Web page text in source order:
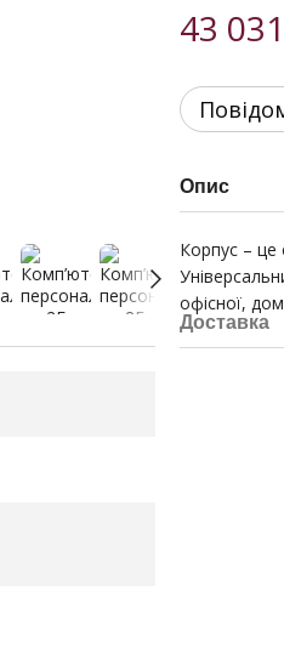
43
Опис
Корпус – це
офісної,
Доставка